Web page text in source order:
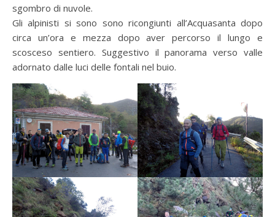
sgombro di nuvole.
Gli alpinisti si sono sono ricongiunti all’Acquasanta dopo
circa un’ora e mezza dopo aver percorso il lungo e
scosceso sentiero. Suggestivo il panorama verso valle
adornato dalle luci delle fontali nel buio.